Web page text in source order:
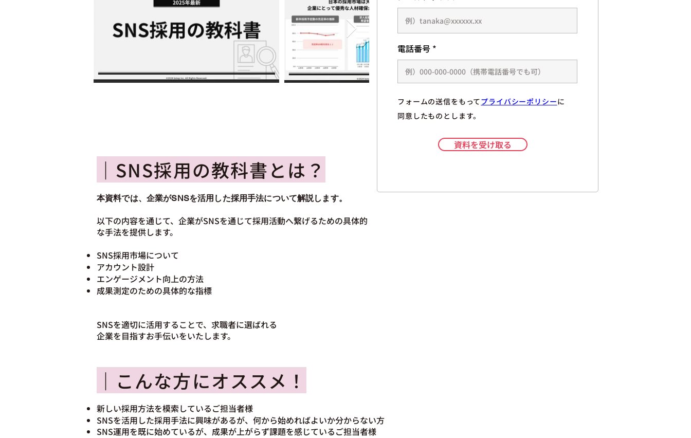
｜SNS採用の教科書とは？
電話番号
フォームの送信をもってプライバシーポリシーに
同意したものとします。
資料を受け取る
本資料では、企業がSNSを活用した採用手法について解説します。
以下の内容を通じて、企業がSNSを通じて採用活動へ繋げるための具体的
な手法を提供します。
SNS採用市場について
アカウント設計
エンゲージメント向上の方法
成果測定のための具体的な指標
SNSを適切に活用することで、求職者に選ばれる
企業を目指すお手伝いをいたします。
｜こんな方にオススメ！
新しい採用方法を模索しているご担当者様
SNSを活用した採用手法に興味があるが、何から始めればよいか分からない方
SNS運用を既に始めているが、成果が上がらず課題を感じているご担当者様